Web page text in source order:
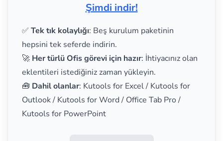
Şimdi indir!
✅ Tek tık kolaylığı: Beş kurulum paketinin
hepsini tek seferde indirin.
🚀 Her türlü Ofis görevi için hazır: İhtiyacınız olan
eklentileri istediğiniz zaman yükleyin.
🧰 Dahil olanlar: Kutools for Excel / Kutools for
Outlook / Kutools for Word / Office Tab Pro /
Kutools for PowerPoint